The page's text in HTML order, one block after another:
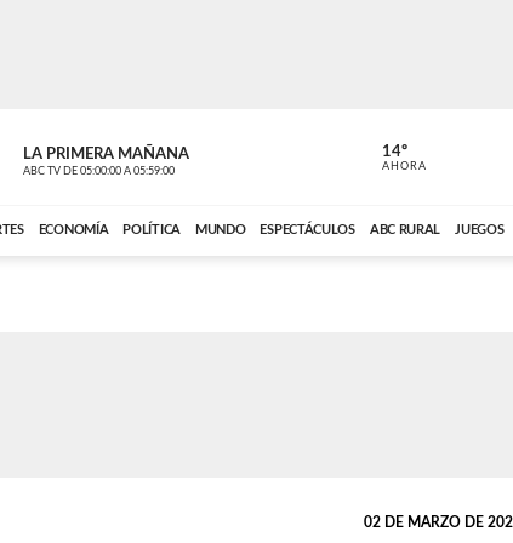
LA PRIMERA MAÑANA
ABC TV DE 05:00:00 A 05:59:00 ABC CARDINAL
14º
AHORA
ECONOMÍA POLÍTICA MUNDO ESPECTÁCULOS ABC RURAL JUEGOS
02 DE MARZO DE